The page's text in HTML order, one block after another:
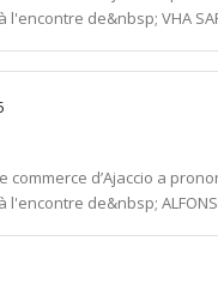
de&nbsp; VHA
commerce d’Ajaccio a
de&nbsp; ALFONSI